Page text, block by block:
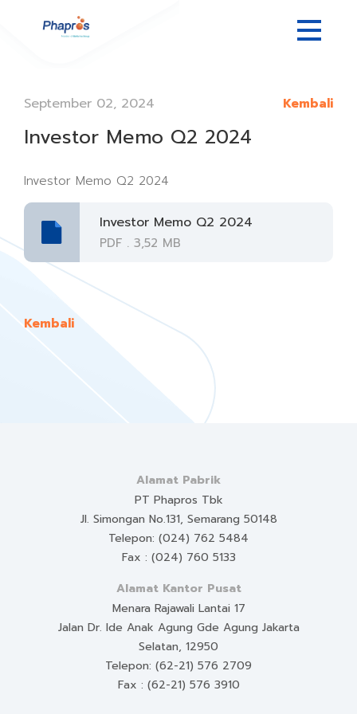
September 02, 2024 Kembali
Investor Memo Q2 2024
Investor Memo Q2 2024
Investor Memo Q2 2024
PDF . 3,52 MB
Kembali
Alamat Pabrik
PT Phapros Tbk
Jl. Simongan No.131, Semarang 50148
Telepon: (024) 762 5484
Fax : (024) 760 5133
Alamat Kantor Pusat
Menara Rajawali Lantai 17
Jalan Dr. Ide Anak Agung Gde Agung Jakarta
Selatan, 12950
Telepon: (62-21) 576 2709
Fax : (62-21) 576 3910